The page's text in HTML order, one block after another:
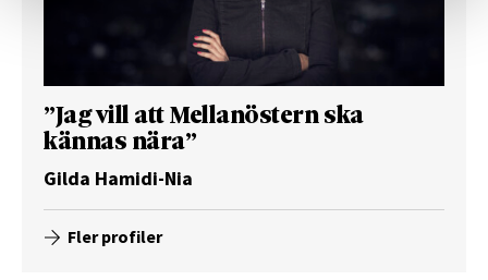
”Jag vill att Mellanöstern ska
kännas nära”
Gilda Hamidi-Nia
Fler profiler